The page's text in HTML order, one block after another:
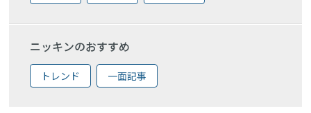
ニッキンのおすすめ
トレンド 一面記事